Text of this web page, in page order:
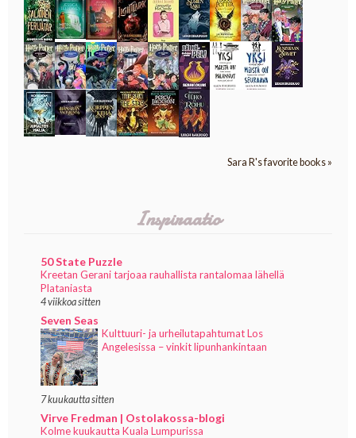
Sara R's favorite books »
Inspiraatio
50 State Puzzle
Kreetan Gerani tarjoaa rauhallista rantalomaa lähellä
Plataniasta
4 viikkoa sitten
Seven Seas
Kulttuuri- ja urheilutapahtumat Los
Angelesissa – vinkit lipunhankintaan
7 kuukautta sitten
Virve Fredman | Ostolakossa-blogi
Kolme kuukautta Kuala Lumpurissa